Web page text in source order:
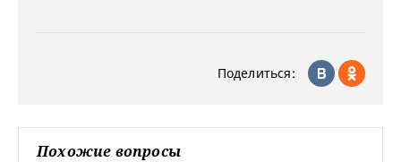
Поделиться:
Похожие вопросы